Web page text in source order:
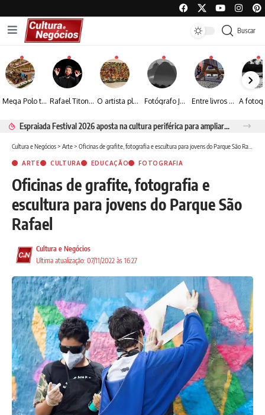
Buscar
Mega Polo transforma lançamento de coleção em plataforma nacional de negócios e projeta crescimento de mais de 15% Rafael Titonelly leva magia e acolhimento a crianças em tratamento oncológico em Juiz de Fora O artista plástico Jorge Luiz transforma sustentabilidade e criatividade em arte contemporânea Fotógrafo José Roberto apresenta um olhar sensível sobre arquitetura, formas e luz na fotografia Entre livros e fotografia autoral, Sebastião Reis consolida uma trajetória marcada pelo olhar artístico
Espraiada Festival 2026 aposta na cultura periférica para ampliar oportunidades na zona sul
Cultura e Negócios> Arte> Oficinas de grafite, fotografia e escultura para jovens do Parque São Rafael
ARTE CULTURA EDUCAÇÃO FOTOGRAFIA
Oficinas de grafite, fotografia e
escultura para jovens do Parque São
Rafael
Ultima atualização: 07/11/2022 às 16:27
Cultura e Negócios